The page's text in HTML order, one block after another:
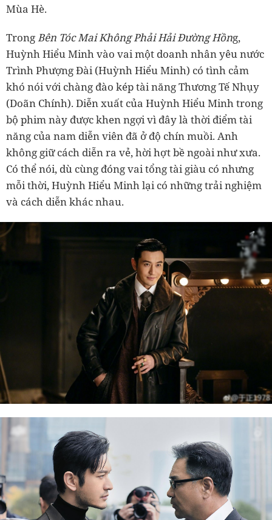
Mùa Hè.
TrongBên Tóc Mai Không Phải Hải Đường Hồng,
Huỳnh Hiểu Minh vào vai một doanh nhân yêu nước
Trình Phượng Đài (Huỳnh Hiểu Minh) có tình cảm
khó nói với chàng đào kép tài năng Thương Tế Nhụy
(Doãn Chính). Diễn xuất của Huỳnh Hiểu Minh trong
bộ phim này được khen ngợi vì đây là thời điểm tài
năng của nam diễn viên đã ở độ chín muồi. Anh
không giữ cách diễn ra vẻ, hời hợt bề ngoài như xưa.
Có thể nói, dù cùng đóng vai tổng tài giàu có nhưng
mỗi thời, Huỳnh Hiểu Minh lại có những trải nghiệm
và cách diễn khác nhau.